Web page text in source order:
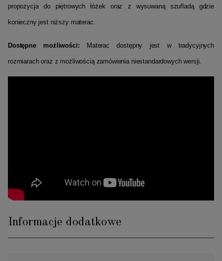
propozycja do piętrowych łóżek oraz z wysuwaną szufladą gdzie
konieczny jest niższy materac.
Dostępne możliwości: Materac dostępny jest w tradycyjnych
rozmiarach oraz z możliwością zamówienia niestandardowych wersji.
Informacje dodatkowe